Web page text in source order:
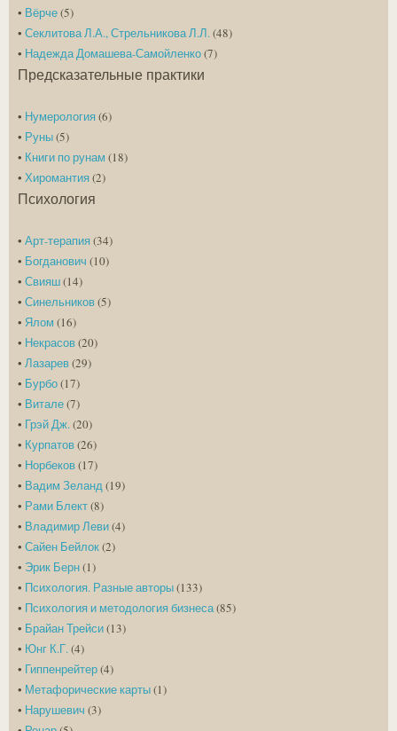
• Вёрче(5)
• Секлитова Л.А., Стрельникова Л.Л. (48)
• Надежда Домашева-Самойленко(7)
Предсказательные практики
• Нумерология(6)
• Руны(5)
• Книги по рунам (18)
• Хиромантия(2)
Психология
• Арт-терапия(34)
• Богданович (10)
• Свияш(14)
• Синельников(5)
• Ялом (16)
• Некрасов(20)
• Лазарев(29)
• Бурбо(17)
• Витале(7)
• Грэй Дж. (20)
• Курпатов(26)
• Норбеков(17)
• Вадим Зеланд (19)
• Рами Блект(8)
• Владимир Леви(4)
• Сайен Бейлок(2)
• Эрик Берн(1)
• Психология. Разные авторы(133)
• Психология и методология бизнеса(85)
• Брайан Трейси(13)
• Юнг К.Г. (4)
• Гиппенрейтер(4)
• Метафорические карты(1)
• Нарушевич (3)